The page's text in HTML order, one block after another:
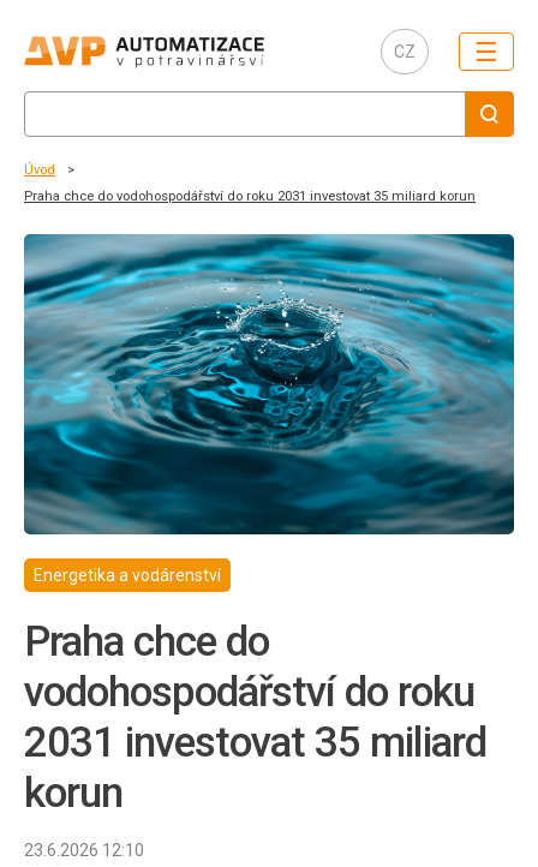
CZ ☰
Úvod
Praha chce do vodohospodářství do roku 2031 investovat 35 miliard korun
Energetika a vodárenství
Praha chce do
vodohospodářství do roku
2031 investovat 35 miliard
korun
23.6.2026 12:10